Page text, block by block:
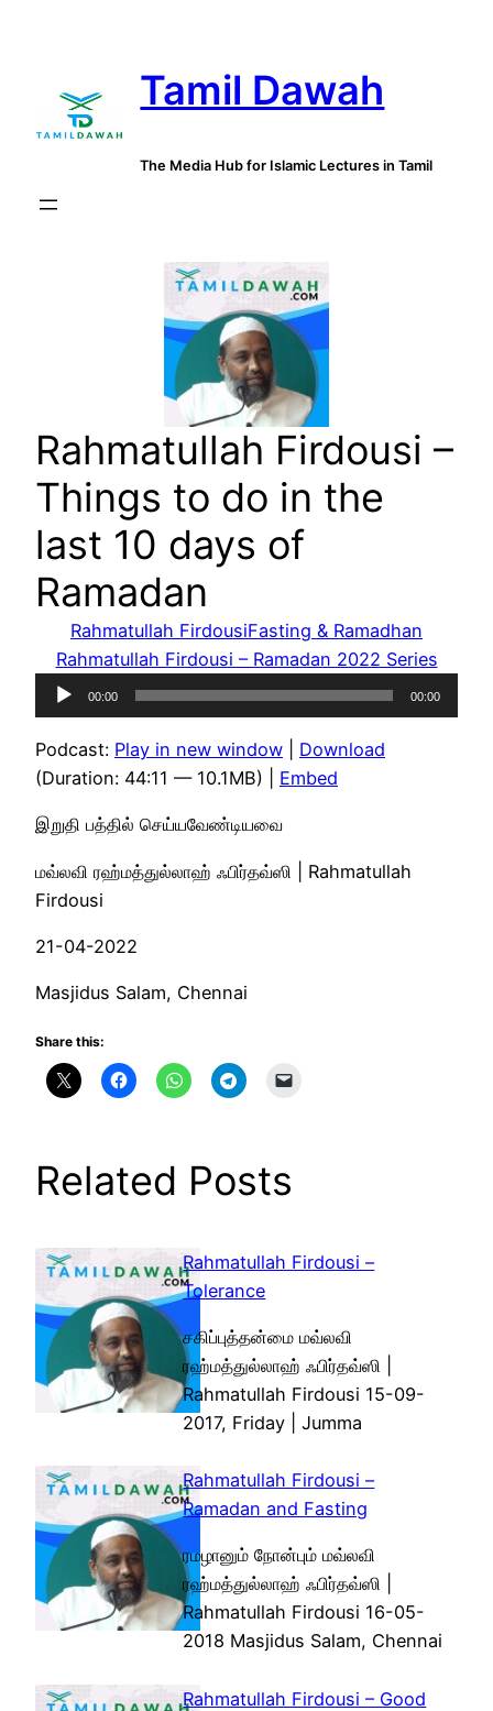
Tamil Dawah
The Media Hub for Islamic Lectures in Tamil
Rahmatullah Firdousi –
Things to do in the
last 10 days of
Ramadan
Rahmatullah FirdousiFasting & Ramadhan
Rahmatullah Firdousi – Ramadan 2022 Series
Audio
Player
00:00 00:00
Podcast: Play in new window
Download
(Duration: 44:11 — 10.1MB) | Embed
இறுதி பத்தில் செய்யவேண்டியவை
மவ்லவி ரஹ்மத்துல்லாஹ் ஃபிர்தவ்ஸி | Rahmatullah
Firdousi
21-04-2022
Masjidus Salam, Chennai
Share this:
Related Posts
Rahmatullah Firdousi –
Tolerance
சகிப்புத்தன்மை மவ்லவி
ரஹ்மத்துல்லாஹ் ஃபிர்தவ்ஸி |
Rahmatullah Firdousi 15-09-
2017, Friday | Jumma
Rahmatullah Firdousi –
Ramadan and Fasting
ரமழானும் நோன்பும் மவ்லவி
ரஹ்மத்துல்லாஹ் ஃபிர்தவ்ஸி |
Rahmatullah Firdousi 16-05-
2018 Masjidus Salam, Chennai
Rahmatullah Firdousi – Good